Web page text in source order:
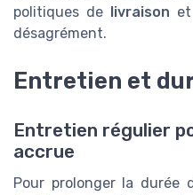
politiques de livraison
désagrément.
Entretien et
Entretien régulier
accrue
Pour prolonger la durée